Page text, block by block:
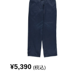
¥5,390 (税込)